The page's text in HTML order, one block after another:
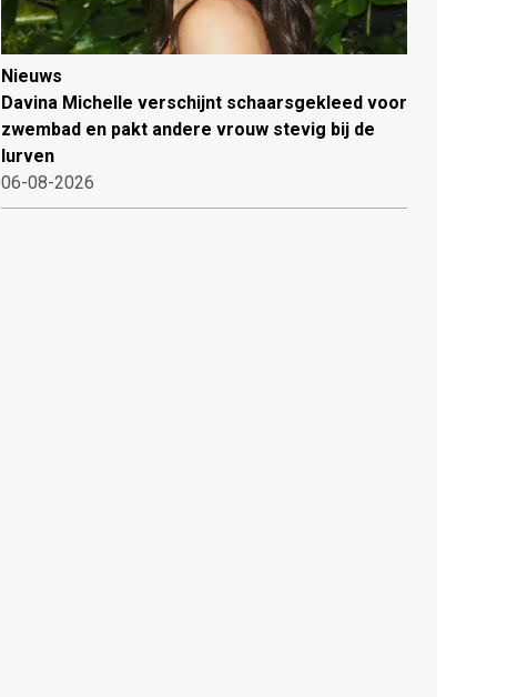
Nieuws
Davina Michelle verschijnt schaarsgekleed voor
zwembad en pakt andere vrouw stevig bij de
lurven
06-08-2026